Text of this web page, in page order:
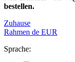
bestellen.
Zuhause
Rahmen de EUR
Sprache: